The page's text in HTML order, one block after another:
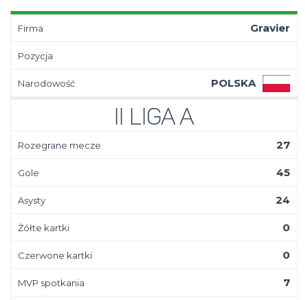
Firma Gravier
Pozycja
Narodowość POLSKA
II Liga A
Rozegrane mecze 27
Gole 45
Asysty 24
Żółte kartki 0
Czerwone kartki 0
MVP spotkania 7